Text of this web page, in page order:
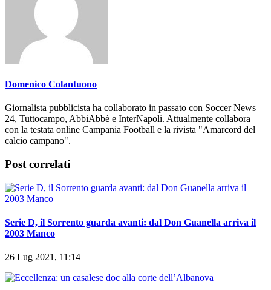
Domenico Colantuono
Giornalista pubblicista ha collaborato in passato con Soccer News
24, Tuttocampo, AbbiAbbè e InterNapoli. Attualmente collabora
con la testata online Campania Football e la rivista "Amarcord del
calcio campano".
Post correlati
Serie D, il Sorrento guarda avanti: dal Don Guanella arriva il
2003 Manco
26 Lug 2021, 11:14